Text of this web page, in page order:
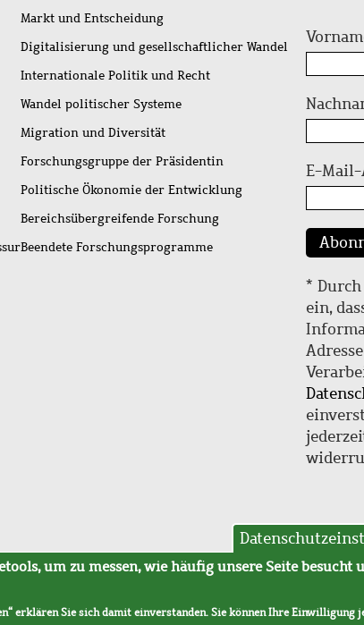
Markt und Entscheidung
Digitalisierung und gesellschaftlicher Wandel
Internationale Politik und Recht
Wandel politischer Systeme
Migration und Diversität
Forschungsgruppe der Präsidentin
Politische Ökonomie der Entwicklung
Bereichsübergreifende Forschung
Beendete Forschungsprogramme
E-Mail-
*
ein,
ImpressumDatenschutzAVB
um zu messen, wie häufig unsere Seite besucht
erklären Sie sich damit einverstanden. Sie können Ihre Einwilligung